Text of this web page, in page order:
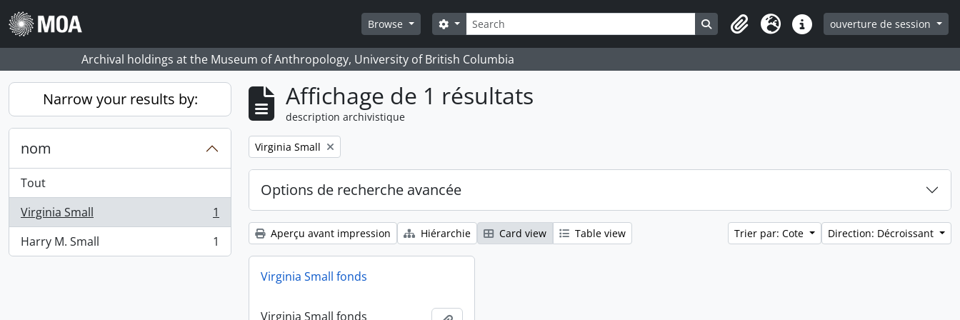
Skip to main content
Browse
Rechercher
Search options Search in browse page
ClipboardLangueLiens rapidesouverture de session
Archival holdings at the Museum of Anthropology, University of British Columbia
Narrow your results by:
nom
Tout
Virginia Small
, 1 résultats
1
Harry M. Small
, 1 résultats 1
Affichage de 1 résultats
description archivistique
Remove filter:
Virginia Small
Options de recherche avancée
Aperçu avant impression Hiérarchie Card view Table view Trier par: Cote Direction: Décroissant
Virginia Small fonds
Virginia Small fonds